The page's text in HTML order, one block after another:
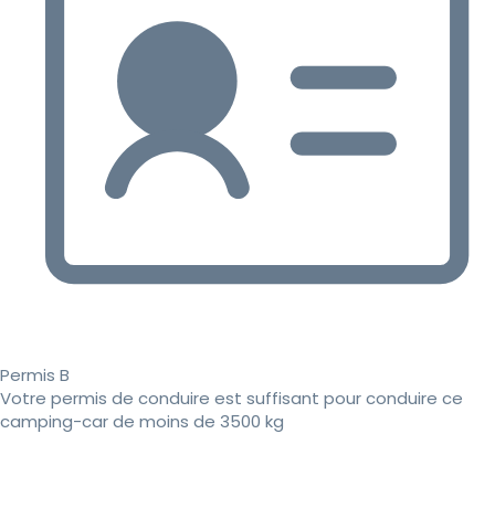
Permis B
Votre permis de conduire est suffisant pour conduire ce
camping-car de moins de 3500 kg